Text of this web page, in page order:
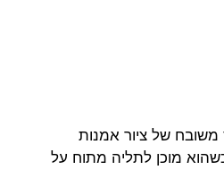
משובח של ציור אמנות
מוכן לתליה מתוח על